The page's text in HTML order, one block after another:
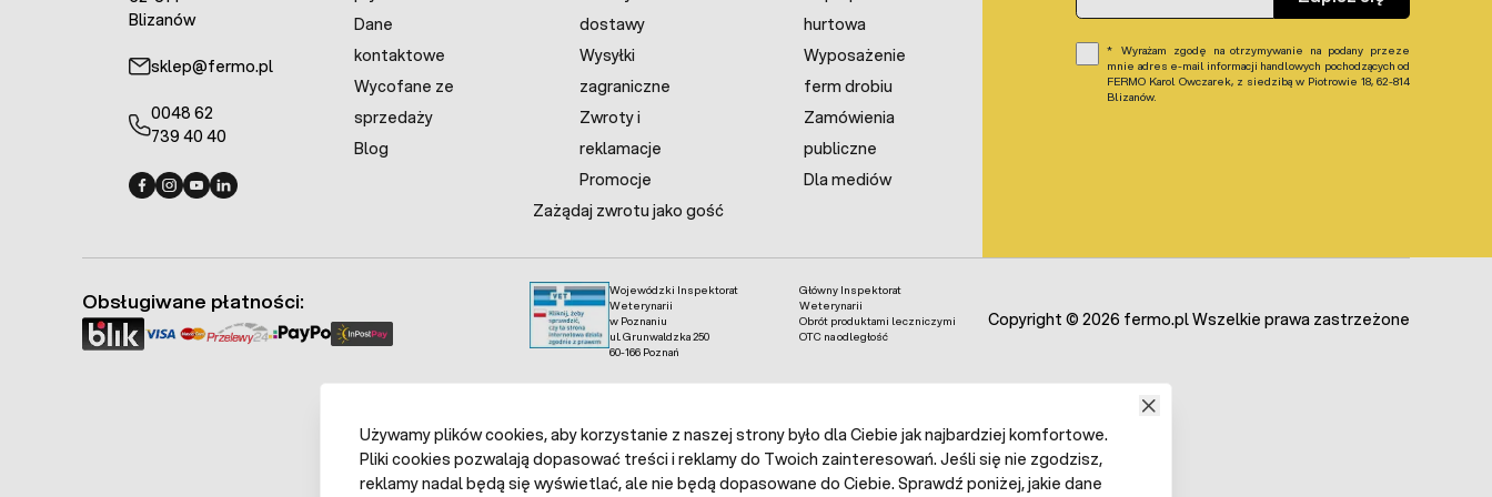
Blizanów
sklep@fermo.pl
0048 62
739 40 40
Dane
kontaktowe
Wycofane ze
sprzedaży
Blog
dostawy
Wysyłki
zagraniczne
Zwroty i
reklamacje
Promocje
Zażądaj zwrotu jako gość
hurtowa
Wyposażenie
ferm drobiu
Zamówienia
publiczne
Dla mediów
Wyrażam zgodę na otrzymywanie na podany przeze
mnie adres e-mail informacji handlowych pochodzących od
FERMO Karol Owczarek, z siedzibą w Piotrowie 18, 62-814
Blizanów.
Wojewódzki Inspektorat
Weterynarii
w Poznaniu
ul. Grunwaldzka 250
60-166 Poznań
Główny Inspektorat
Weterynarii
Obrót produktami leczniczymi
OTC na odległość
Obsługiwane płatności:
Copyright © 2026 fermo.pl Wszelkie prawa zastrzeżone
Używamy plików cookies, aby korzystanie z naszej strony było dla Ciebie jak najbardziej komfortowe.
Pliki cookies pozwalają dopasować treści i reklamy do Twoich zainteresowań. Jeśli się nie zgodzisz,
reklamy nadal będą się wyświetlać, ale nie będą dopasowane do Ciebie. Sprawdź poniżej, jakie dane